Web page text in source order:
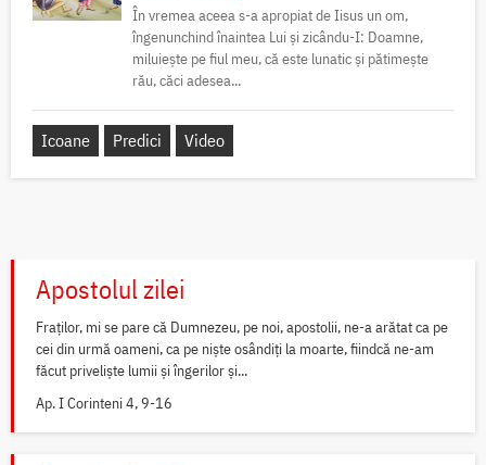
În vremea aceea s-a apropiat de Iisus un om,
îngenunchind înaintea Lui și zicându-I: Doamne,
miluiește pe fiul meu, că este lunatic și pătimește
rău, căci adesea...
Icoane Predici Video
Apostolul zilei
Fraților, mi se pare că Dumnezeu, pe noi, apostolii, ne-a arătat ca pe
cei din urmă oameni, ca pe niște osândiți la moarte, fiindcă ne-am
făcut priveliște lumii și îngerilor și...
Ap. I Corinteni 4, 9-16